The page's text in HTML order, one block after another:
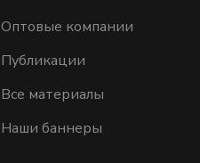
Оптовые компании
Публикации
Все материалы
Наши баннеры